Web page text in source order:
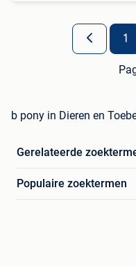
1
b pony in Dieren en
Gerelateerde
Populaire zoektermen